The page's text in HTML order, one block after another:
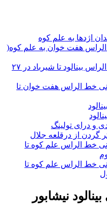
اژدها به علم کوه
هفت خوان به علم کوه(
گزارش پیمایش زمستانه خط الراس بینالود تا شیرباد در ۲۷
خط الراس هفت خوان تا
و درای تولینگ
گردن از درقلعه جلال
خط الراس علم کوه تا
خط الراس علم کوه تا
نيشابور